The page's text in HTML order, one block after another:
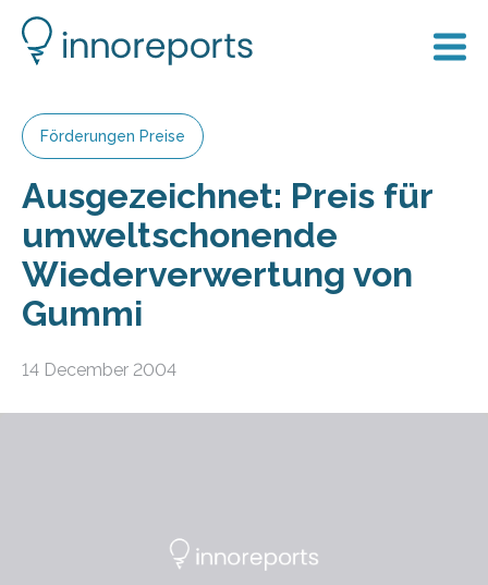
Förderungen Preise
Ausgezeichnet: Preis für
umweltschonende
Wiederverwertung von
Gummi
14 December 2004